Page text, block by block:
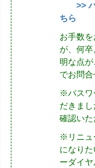
>>
ちら
お手数
が、何
明な点
でお問合
※パスワ
だきま
確認いた
※リニュ
になり
ーダイ